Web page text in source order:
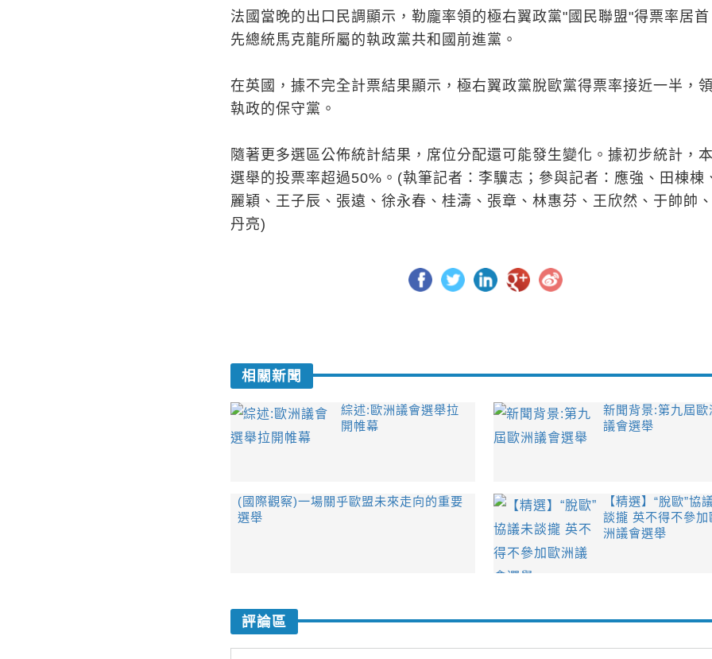
法國當晚的出口民調顯示，勒龐率領的極右翼政黨"國民聯盟"得票率居首
先總統馬克龍所屬的執政黨共和國前進黨。
在英國，據不完全計票結果顯示，極右翼政黨脫歐黨得票率接近一半，
執政的保守黨。
隨著更多選區公佈統計結果，席位分配還可能發生變化。據初步統計，
選舉的投票率超過50%。(執筆記者：李驥志；參與記者：應強、田棟棟
麗穎、王子辰、張遠、徐永春、桂濤、張章、林惠芬、王欣然、于帥帥
丹亮)
相關新聞
綜述:歐洲議會選舉拉
開帷幕
新聞背景:第九屆歐
議會選舉
(國際觀察)一場關乎歐盟未來走向的重要
選舉
【精選】“脫歐”協
談攏 英不得不參加
洲議會選舉
評論區